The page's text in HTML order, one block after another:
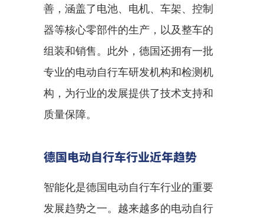
善，涵盖了电池、电机、车架、控制
器等核心零部件的生产，以及整车的
组装和销售。此外，德国还拥有一批
专业的电动自行车研发机构和检测机
构，为行业的发展提供了技术支持和
质量保障。
德国电动自行车行业近年趋势
智能化是德国电动自行车行业的重要
发展趋势之一。越来越多的电动自行